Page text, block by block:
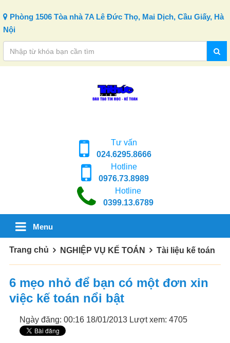
Phòng 1506 Tòa nhà 7A Lê Đức Thọ, Mai Dịch, Cầu Giấy, Hà
Nội
Tư vấn
024.6295.8666
Hotline
0976.73.8989
Hotline
0399.13.6789
Menu
Trang chủ NGHIỆP VỤ KẾ TOÁN Tài liệu kế toán
6 mẹo nhỏ để bạn có một đơn xin
việc kế toán nổi bật
Ngày đăng: 00:16 18/01/2013 Lượt xem: 4705